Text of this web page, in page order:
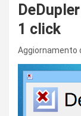
1 click
Aggiornamento